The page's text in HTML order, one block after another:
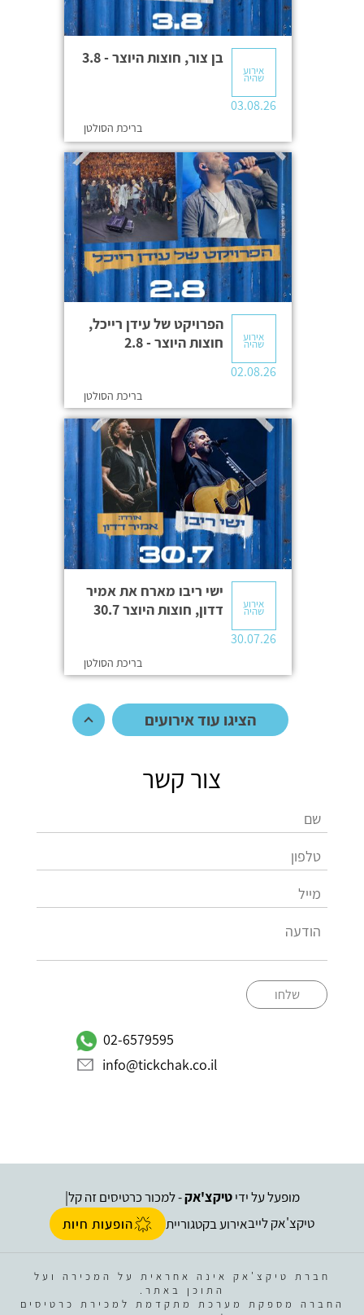
בן צור, חוצות היוצר - 3.8
בריכת הסולטן
אירוע
שהיה
03.08.26
הפרויקט של עידן רייכל,
חוצות היוצר - 2.8
בריכת הסולטן
אירוע
שהיה
02.08.26
ישי ריבו מארח את אמיר
דדון, חוצות היוצר 30.7
בריכת הסולטן
אירוע
שהיה
30.07.26
הציגו עוד אירועים
צור קשר
שלחו
02-6579595
info@tickchak.co.il
מופעל על ידיטיקצ'אק- למכור כרטיסים זה קל|
טיקצ'אק לייבאירוע בקטגוריית הופעות חיות
חברת טיקצ'אק אינה אחראית על המכירה ועל
התוכן באתר.
החברה מספקת מערכת מתקדמת למכירת כרטיסים